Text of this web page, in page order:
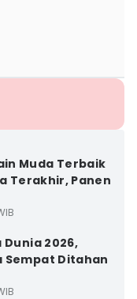
Muda Terbaik
Terakhir, Panen
Dunia 2026,
Sempat Ditahan